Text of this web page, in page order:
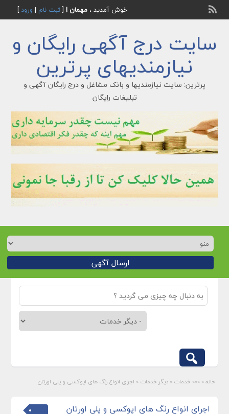
خوش آمدید ، مهمان ![ثبت نام | ورود]
سایت درج آگهی رایگان و
نیازمندیهای پرترین
پرترین: سایت نیازمندیها و بانک مشاغل و درج رایگان آگهی و
تبلیغات رایگان
ارسال آگهی
خانه » »»» خدمات » دیگر خدمات » اجرای انواع رنگ های اپوکسی و پلی اورتان
اجرای انواع رنگ های اپوکسی و پلی اورتان